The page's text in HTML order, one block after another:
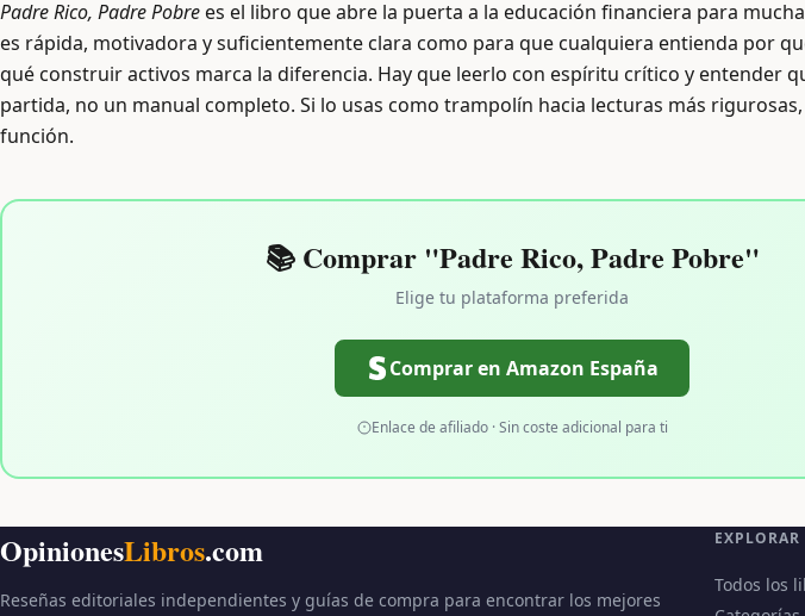
Padre Rico, Padre Pobrees el libro que abre la puerta a la educación financiera para
es rápida, motivadora y suficientemente clara como para que cualquiera entienda por
qué construir activos marca la diferencia. Hay que leerlo con espíritu crítico y entender
partida, no un manual completo. Si lo usas como trampolín hacia lecturas más
función.
📚 Comprar "Padre Rico, Padre Pobre"
Elige tu plataforma preferida
Comprar en Amazon España
Enlace de afiliado · Sin coste adicional para ti
OpinionesLibros.com
Reseñas editoriales independientes y guías de compra para encontrar los mejores
EXPLORAR
Todos los